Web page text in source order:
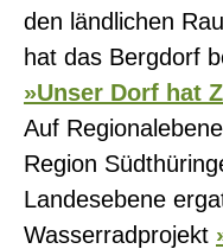
den ländlichen
hat das Bergdorf
»Unser Dorf hat
Auf
Region
Landesebene
Wasserradprojekt